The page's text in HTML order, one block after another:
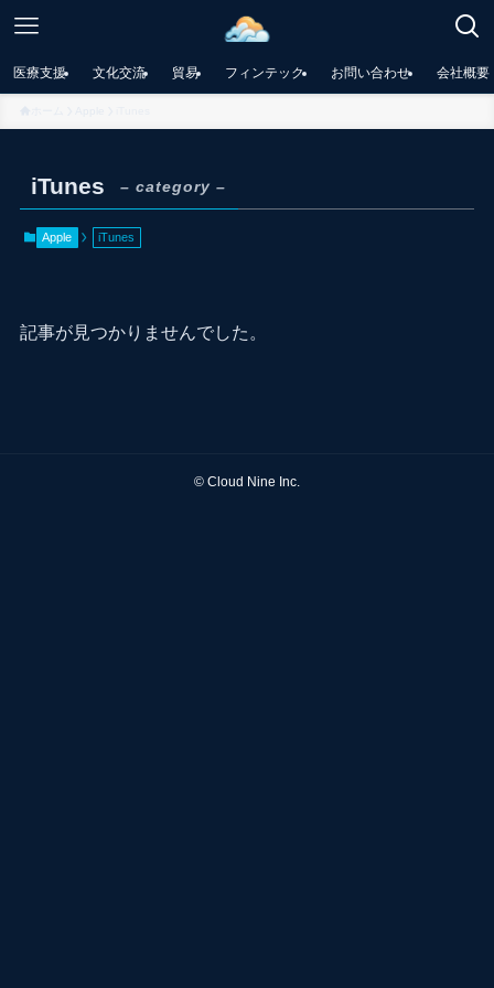
医療支援 文化交流 貿易 フィンテック お問い合わせ 会社概要
iTunes – category –
Apple iTunes
記事が見つかりませんでした。
© Cloud Nine Inc.